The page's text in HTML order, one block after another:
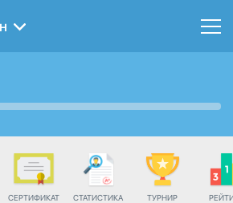
СЕРТИФИКАТ СТАТИСТИКА ТУРНИР